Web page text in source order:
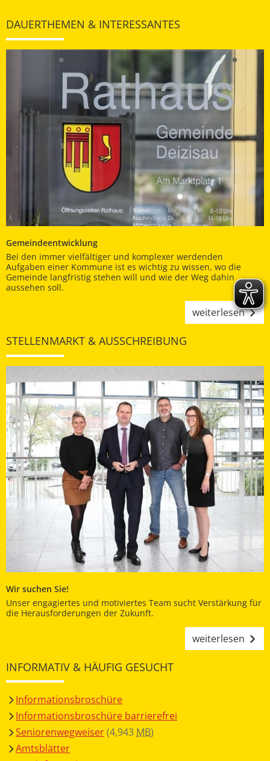
DAUERTHEMEN & INTERESSANTES
Gemeindeentwicklung
Bei den immer vielfältiger und komplexer werdenden
Aufgaben einer Kommune ist es wichtig zu wissen, wo die
Gemeinde langfristig stehen will und wie der Weg dahin
aussehen soll.
weiterlesen
STELLENMARKT & AUSSCHREIBUNG
Wir suchen Sie!
Unser engagiertes und motiviertes Team sucht Verstärkung für
die Herausforderungen der Zukunft.
weiterlesen
INFORMATIV & HÄUFIG GESUCHT
Informationsbroschüre
Informationsbroschüre barrierefrei
Seniorenwegweiser(4,943 MB)
Amtsblätter